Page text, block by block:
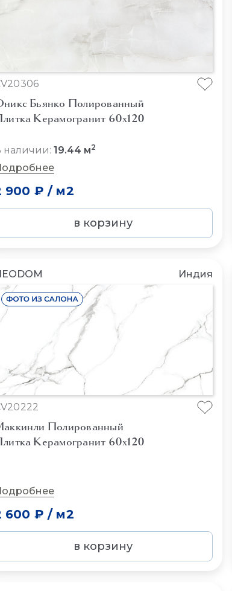
Бьянко Полированный
Керамогранит 60x120
наличии: 19.44 м2
900 ₽ / м2
в корзину
Индия
Полированный
Керамогранит 60x120
600 ₽ / м2
в корзину